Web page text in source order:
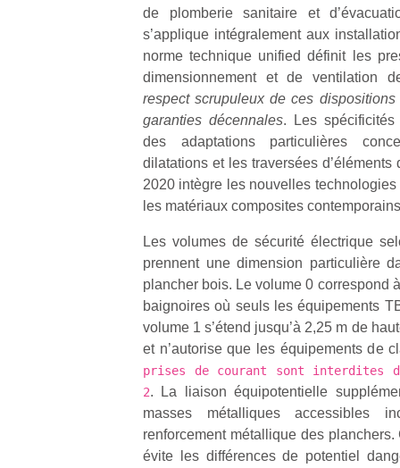
de plomberie sanitaire et
s’applique intégralement aux
norme technique unified définit les
dimensionnement et de ventilation
respect scrupuleux de ces
garanties décennales. Les
des adaptations particulières
dilatations et les traversées
2020 intègre les nouvelles technologies
les matériaux composites
Les volumes de sécurité électrique
prennent une dimension particulière
plancher bois. Le volume 0 correspond
baignoires où seuls les équipements
volume 1 s’étend jusqu’à 2,25 m de
et n’autorise que les équipements de
prises de courant sont interdites
2. La liaison équipotentielle
masses métalliques accessibles
renforcement métallique des
évite les différences de potentiel